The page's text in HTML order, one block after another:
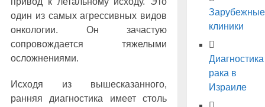
один из самых агрессивных видов
онкологии. Он зачастую
сопровождается тяжелыми
осложнениями.
Исходя из вышесказанного,
ранняя диагностика имеет столь
Зарубежные
клиники
Диагностика
рака в
Израиле